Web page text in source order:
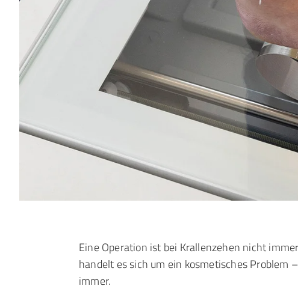
Eine Operation ist bei Krallenzehen nicht
handelt es sich um ein kosmetisches Problem
immer.